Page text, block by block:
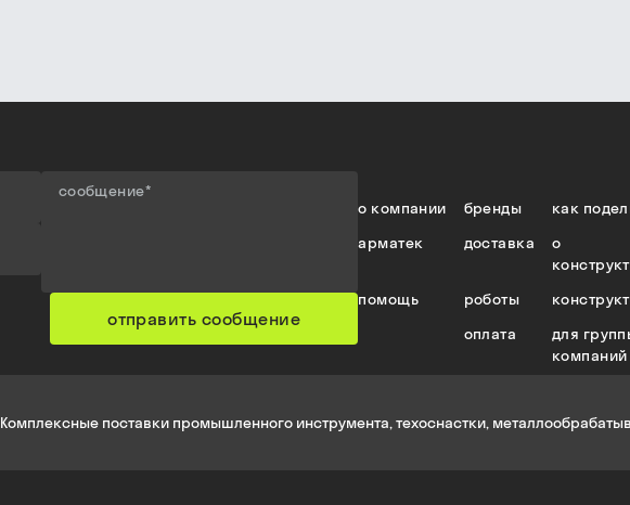
сообщение*
отправить сообщение
как
бренды
о компании
о
доставка
арматек
роботы
помощь
для
компаний
оплата
Комплексные поставки промышленного инструмента, техоснастки,